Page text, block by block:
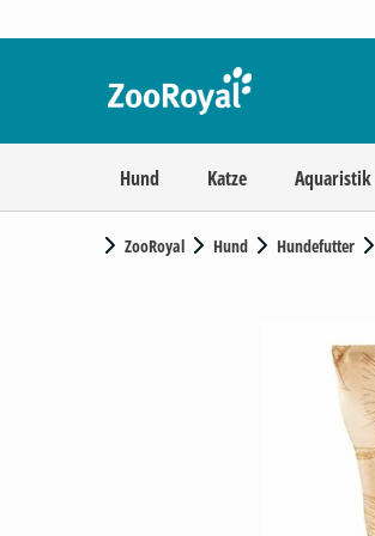
Hund Katze Aquaristik
ZooRoyal Hund Hundefutter